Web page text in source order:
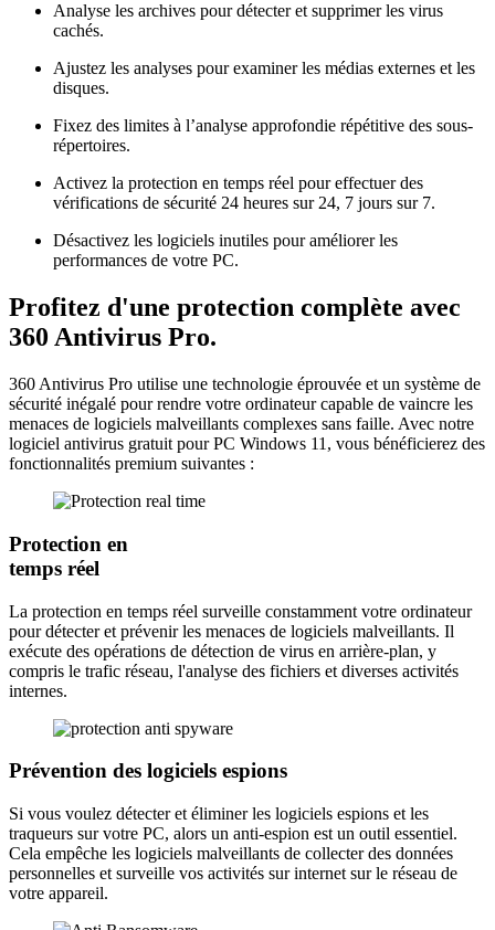
Analyse les archives pour détecter et supprimer les virus
cachés.
Ajustez les analyses pour examiner les médias externes et les
disques.
Fixez des limites à l’analyse approfondie répétitive des sous-
répertoires.
Activez la protection en temps réel pour effectuer des
vérifications de sécurité 24 heures sur 24, 7 jours sur 7.
Désactivez les logiciels inutiles pour améliorer les
performances de votre PC.
Profitez d'une protection complète avec
360 Antivirus Pro.
360 Antivirus Pro utilise une technologie éprouvée et un système de
sécurité inégalé pour rendre votre ordinateur capable de vaincre les
menaces de logiciels malveillants complexes sans faille. Avec notre
logiciel antivirus gratuit pour PC Windows 11, vous bénéficierez des
fonctionnalités premium suivantes :
Protection en
temps réel
La protection en temps réel surveille constamment votre ordinateur
pour détecter et prévenir les menaces de logiciels malveillants. Il
exécute des opérations de détection de virus en arrière-plan, y
compris le trafic réseau, l'analyse des fichiers et diverses activités
internes.
Prévention des logiciels espions
Si vous voulez détecter et éliminer les logiciels espions et les
traqueurs sur votre PC, alors un anti-espion est un outil essentiel.
Cela empêche les logiciels malveillants de collecter des données
personnelles et surveille vos activités sur internet sur le réseau de
votre appareil.